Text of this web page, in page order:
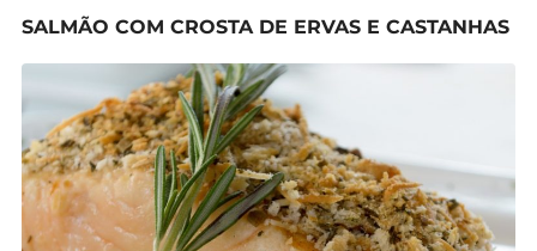
SALMÃO COM CROSTA DE ERVAS E CASTANHAS